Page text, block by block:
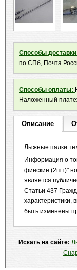
Способы
по СПб, Почта
Способы оплаты:
Наложенный
Описание
Лыжные палки
Информация о
финские (2шт)"
является
Статьи 437
характеристики,
быть изменены
Искать на сайте: